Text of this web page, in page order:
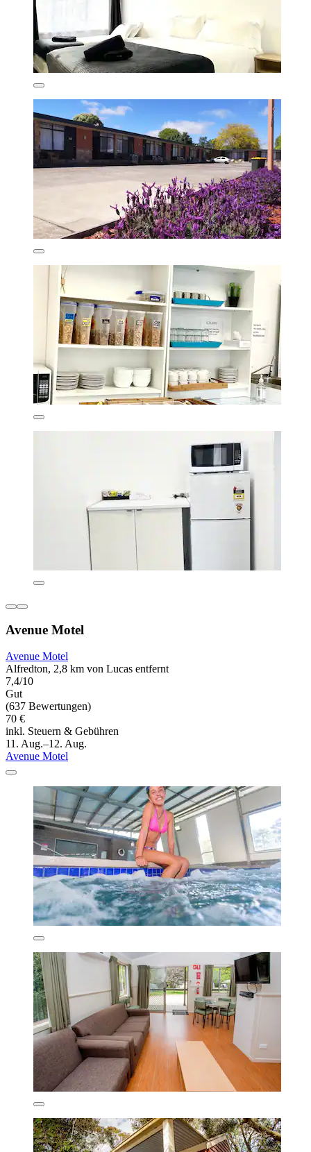
Avenue Motel
Avenue Motel
Alfredton, 2,8 km von Lucas entfernt
7,4/10
Gut
(637 Bewertungen)
70 €
inkl. Steuern & Gebühren
11. Aug.–12. Aug.
Avenue Motel